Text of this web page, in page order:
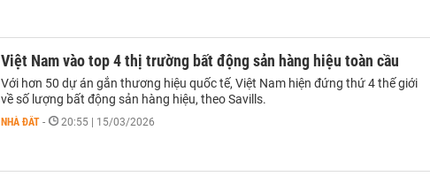
Việt Nam vào top 4 thị trường bất động sản hàng hiệu toàn cầu
Với hơn 50 dự án gắn thương hiệu quốc tế, Việt Nam hiện đứng thứ 4 thế giới
về số lượng bất động sản hàng hiệu, theo Savills.
NHÀ ĐẤT - 20:55 | 15/03/2026